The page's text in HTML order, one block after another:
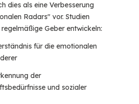
dies als eine Verbesserung
Radars" vor. Studien
Geber entwickeln:
für die emotionalen
der
und sozialer